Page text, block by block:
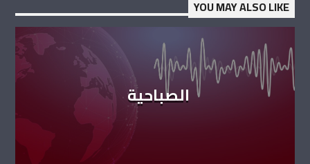
YOU MAY ALSO LIKE
الصباحية